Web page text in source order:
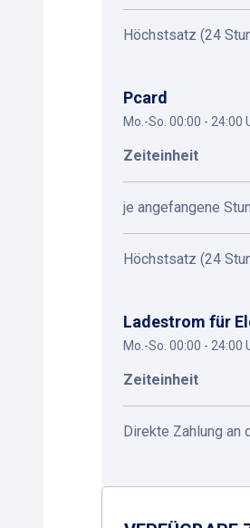
Höchstsatz (24
Pcard
Mo.-So. 00:00 - 24:00
Zeiteinheit
je angefangene
Höchstsatz (24
Ladestrom für
Mo.-So. 00:00 - 24:00
Zeiteinheit
Direkte Zahlung an